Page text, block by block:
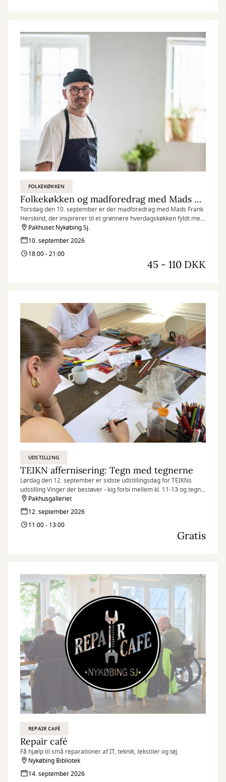
FOLKEKØKKEN
Folkekøkken og madforedrag med Mads Herskin
Torsdag den 10. september er der madforedrag med Mads Frank
Herskind, der inspirerer til et grønnere hverdagskøkken fyldt med
smag og gode idéer.
Pakhuset Nykøbing Sj.
10. september 2026
18:00 - 21:00
45 - 110 DKK
UDSTILLING
TEIKN affernisering: Tegn med tegnerne
Lørdag den 12. september er sidste udstillingsdag for TEIKNs
udstilling Vinger der bestøver - kig forbi mellem kl. 11-13 og tegn
med tegnerne.
Pakhusgalleriet
12. september 2026
11:00 - 13:00
Gratis
REPAIR CAFÉ
Repair café
Få hjælp til små reparationer af IT, teknik, tekstiler og tøj.
Nykøbing Bibliotek
14. september 2026